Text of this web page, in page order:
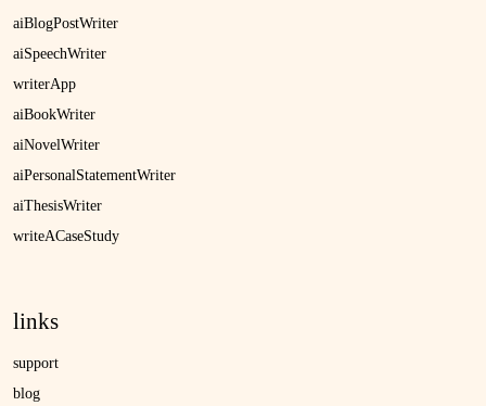
aiBlogPostWriter
aiSpeechWriter
writerApp
aiBookWriter
aiNovelWriter
aiPersonalStatementWriter
aiThesisWriter
writeACaseStudy
links
support
blog